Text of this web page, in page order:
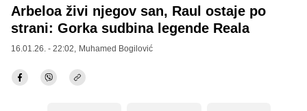
Arbeloa živi njegov san, Raul ostaje po
strani: Gorka sudbina legende Reala
16.01.26. - 22:02, Muhamed Bogilović